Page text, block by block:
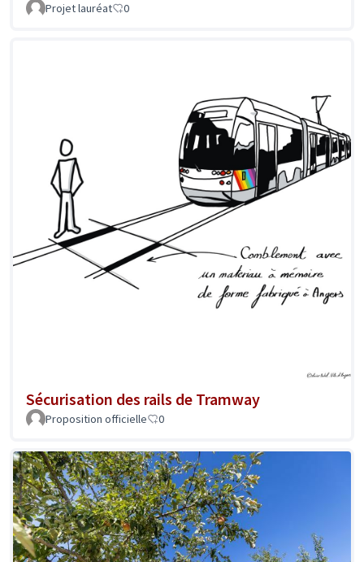
Projet lauréat 0
Sécurisation des rails de Tramway
Proposition officielle 0